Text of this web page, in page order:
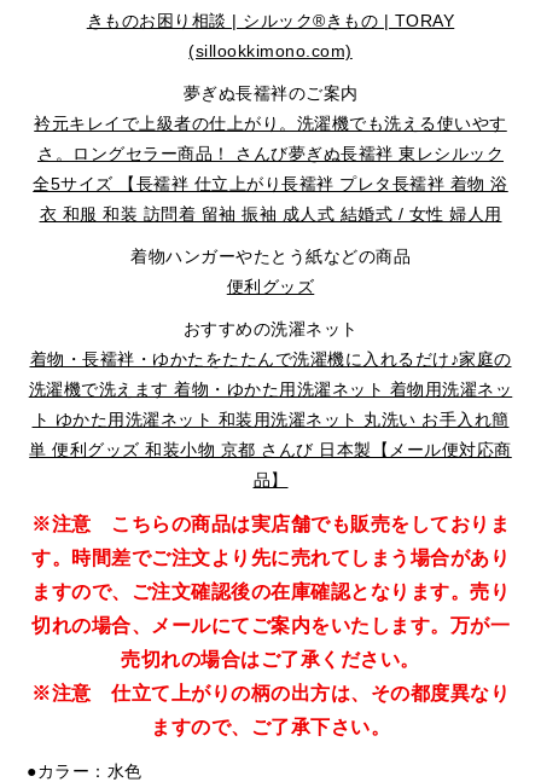
きものお困り相談 | シルック®きもの | TORAY
(sillookkimono.com)
夢ぎぬ長襦袢のご案内
衿元キレイで上級者の仕上がり。洗濯機でも洗える使いやす
さ。ロングセラー商品！ さんび夢ぎぬ長襦袢 東レシルック
全5サイズ 【長襦袢 仕立上がり長襦袢 プレタ長襦袢 着物 浴
衣 和服 和装 訪問着 留袖 振袖 成人式 結婚式 / 女性 婦人用
着物ハンガーやたとう紙などの商品
便利グッズ
おすすめの洗濯ネット
着物・長襦袢・ゆかたをたたんで洗濯機に入れるだけ♪家庭の
洗濯機で洗えます 着物・ゆかた用洗濯ネット 着物用洗濯ネッ
ト ゆかた用洗濯ネット 和装用洗濯ネット 丸洗い お手入れ簡
単 便利グッズ 和装小物 京都 さんび 日本製【メール便対応商
品】
※注意 こちらの商品は実店舗でも販売をしておりま
す。時間差でご注文より先に売れてしまう場合があり
ますので、ご注文確認後の在庫確認となります。売り
切れの場合、メールにてご案内をいたします。万が一
売切れの場合はご了承ください。
※注意 仕立て上がりの柄の出方は、その都度異なり
ますので、ご了承下さい。
●カラー：水色